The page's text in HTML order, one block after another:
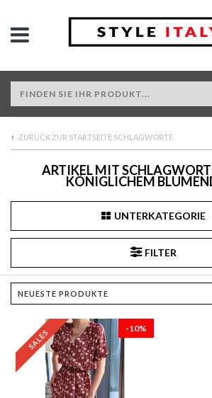
ZURÜCK ZUR STARTSEITE SCHLAGWORTE
ARTIKEL MIT
KÖNIGLICHEM
UNTERKATEGORIE
FILTER
-10%